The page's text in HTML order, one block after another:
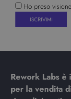
Ho preso
Rework Labs
per la vendita